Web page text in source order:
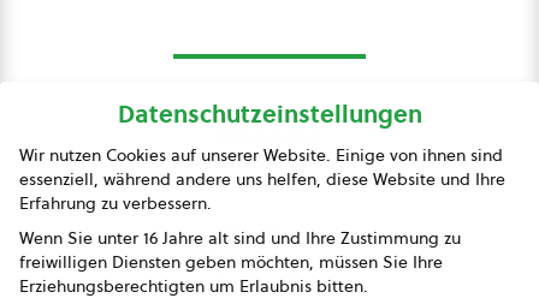
Presse
Impressum
Datenschutz
Datenschutzeinstellungen
Wir nutzen Cookies auf unserer Website. Einige von ihnen sind
essenziell, während andere uns helfen, diese Website und Ihre
Erfahrung zu verbessern.
Wenn Sie unter 16 Jahre alt sind und Ihre Zustimmung zu
freiwilligen Diensten geben möchten, müssen Sie Ihre
Erziehungsberechtigten um Erlaubnis bitten.